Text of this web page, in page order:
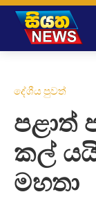
දේශීය පුවත්
පළාත්
කල් යයි
මහතා